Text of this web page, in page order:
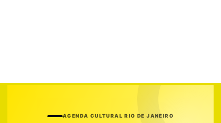
AGENDA CULTURAL RIO DE JANEIRO